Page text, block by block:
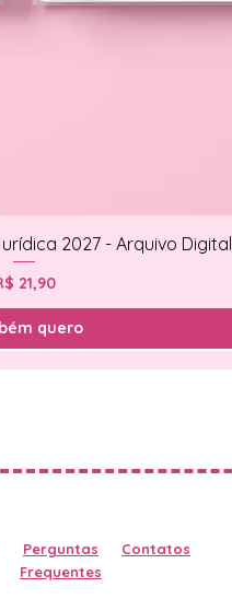
2027 - Arquivo Digital
Preço
21,90
quero
Perguntas
Frequentes
Contatos